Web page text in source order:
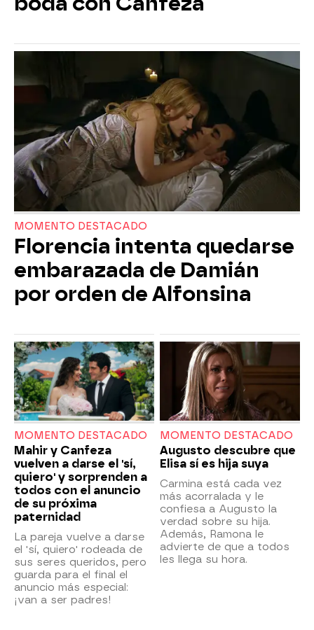
MOMENTO DESTACADO
Florencia intenta quedarse
embarazada de Damián
por orden de Alfonsina
MOMENTO DESTACADO
Mahir y Canfeza
vuelven a darse el 'sí,
quiero' y sorprenden a
todos con el anuncio
de su próxima
paternidad
La pareja vuelve a darse
el 'sí, quiero' rodeada de
sus seres queridos, pero
guarda para el final el
anuncio más especial:
¡van a ser padres!
MOMENTO DESTACADO
Augusto descubre que
Elisa sí es hija suya
Carmina está cada vez
más acorralada y le
confiesa a Augusto la
verdad sobre su hija.
Además, Ramona le
advierte de que a todos
les llega su hora.